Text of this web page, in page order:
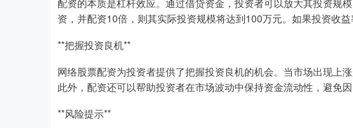
配资的本质是杠杆效应。通过借贷资金，投资者可以放大其投资规
资，并配资10倍，则其实际投资规模将达到100万元。如果投资收
**把握投资良机**
网络股票配资为投资者提供了把握投资良机的机会。当市场出现上
此外，配资还可以帮助投资者在市场波动中保持资金流动性，避免因
**风险提示**